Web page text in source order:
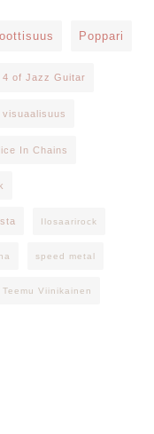
Poppari
4 of Jazz Guitar
visuaalisuus
In Chains
Ilosaarirock
speed metal
Teemu Viinikainen